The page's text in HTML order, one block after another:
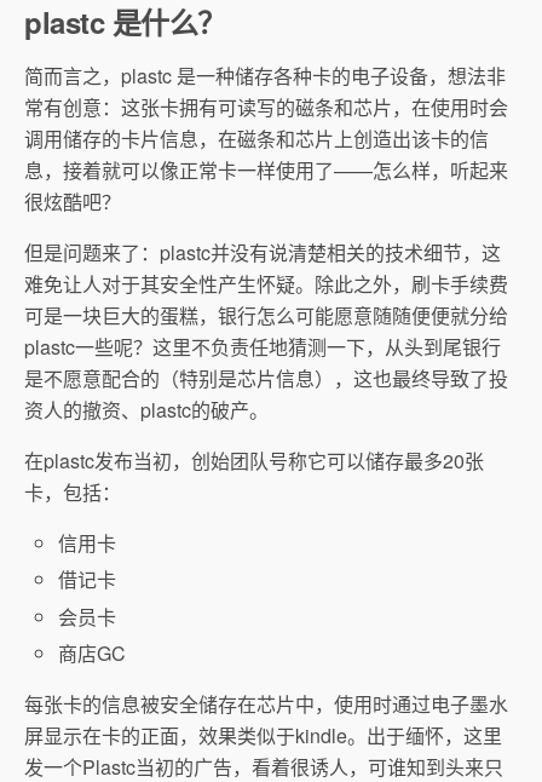
plastc 是什么？
简而言之，plastc 是一种储存各种卡的电子设备，想法非
常有创意：这张卡拥有可读写的磁条和芯片，在使用时会
调用储存的卡片信息，在磁条和芯片上创造出该卡的信
息，接着就可以像正常卡一样使用了——怎么样，听起来
很炫酷吧？
但是问题来了：plastc并没有说清楚相关的技术细节，这
难免让人对于其安全性产生怀疑。除此之外，刷卡手续费
可是一块巨大的蛋糕，银行怎么可能愿意随随便便就分给
plastc一些呢？这里不负责任地猜测一下，从头到尾银行
是不愿意配合的（特别是芯片信息），这也最终导致了投
资人的撤资、plastc的破产。
在plastc发布当初，创始团队号称它可以储存最多20张
卡，包括：
信用卡
借记卡
会员卡
商店GC
每张卡的信息被安全储存在芯片中，使用时通过电子墨水
屏显示在卡的正面，效果类似于kindle。出于缅怀，这里
发一个Plastc当初的广告，看着很诱人，可谁知到头来只